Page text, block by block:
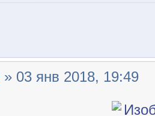
» 03 янв 2018, 19:49